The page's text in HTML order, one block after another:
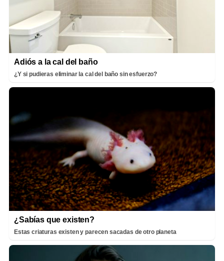
Adiós a la cal del baño
¿Y si pudieras eliminar la cal del baño sin esfuerzo?
¿Sabías que existen?
Estas criaturas existen y parecen sacadas de otro planeta